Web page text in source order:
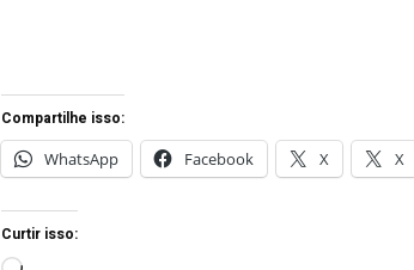
Compartilhe isso:
WhatsApp
Facebook X X
Curtir isso: